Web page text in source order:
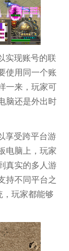
实现账号的联
使用同一个账
一来，玩家可
脑还是外出时
享受跨平台游
电脑上，玩家
真实的多人游
持不同平台之
，玩家都能够